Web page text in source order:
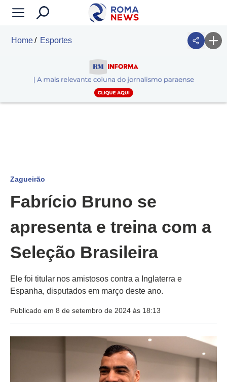
Home Esportes
Zagueirão
Fabrício Bruno se
apresenta e treina com a
Seleção Brasileira
Ele foi titular nos amistosos contra a Inglaterra e
Espanha, disputados em março deste ano.
Publicado em 8 de setembro de 2024 às 18:13